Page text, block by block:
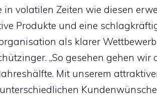
in volatilen Zeiten wie diesen
Produkte und eine
als klarer
„So gesehen gehen
Mit unserem